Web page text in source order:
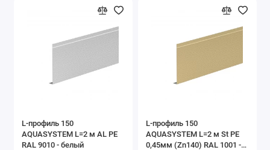
L-профиль 150
AQUASYSTEM L=2 м AL PE
RAL 9010 - белый
L-профиль 150
AQUASYSTEM L=2 м St PE
0,45мм (Zn140) RAL 1001 -